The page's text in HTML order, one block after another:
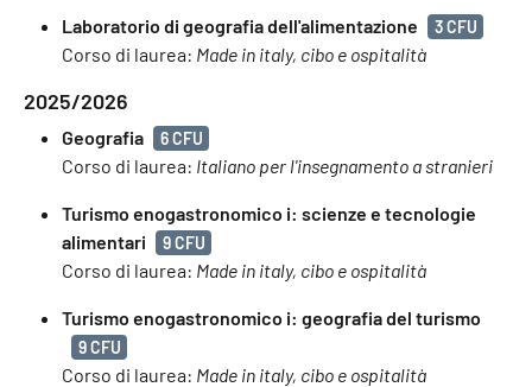
Laboratorio di geografia dell'alimentazione 3 CFU
Corso di laurea: Made in italy, cibo e ospitalità
2025/2026
Geografia 6 CFU
Corso di laurea: Italiano per l'insegnamento a stranieri
Turismo enogastronomico i: scienze e tecnologie
alimentari
9 CFU
Corso di laurea: Made in italy, cibo e ospitalità
Turismo enogastronomico i: geografia del turismo
9 CFU
Corso di laurea: Made in italy, cibo e ospitalità